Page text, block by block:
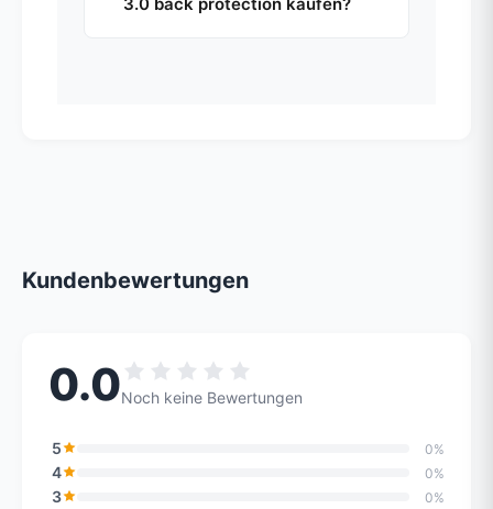
Kundenbewertungen
0.0Noch keine Bewertungen
5 0%
4 0%
3 0%